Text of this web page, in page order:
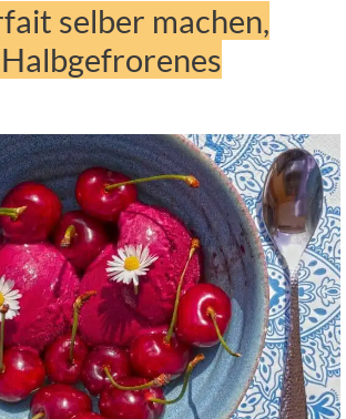
selber machen,